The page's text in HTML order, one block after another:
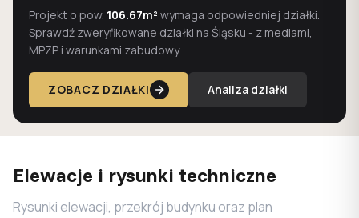
Projekt o pow. 106.67m² wymaga odpowiedniej działki.
Sprawdź zweryfikowane działki na Śląsku - z mediami,
MPZP i warunkami zabudowy.
ZOBACZ DZIAŁKI Analiza działki
Elewacje i rysunki techniczne
Rysunki elewacji, przekrój budynku oraz plan